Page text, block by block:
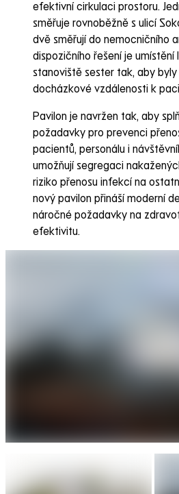
efektivní cirkulaci prostoru.
směřuje rovnoběžně s ulicí
dvě směřují do nemocničního
dispozičního řešení je
stanoviště sester tak, aby
docházkové vzdálenosti k
Pavilon je navržen tak, aby
požadavky pro prevenci
pacientů, personálu i
umožňují segregaci
riziko přenosu infekcí na
nový pavilon přináší moderní
náročné požadavky na
efektivitu.